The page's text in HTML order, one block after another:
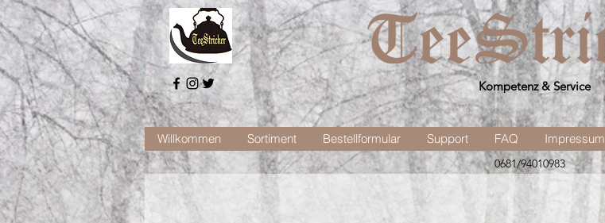
Kompetenz & Service
Willkommen Sortiment Bestellformular Support FAQ Impressum
0681/94010983